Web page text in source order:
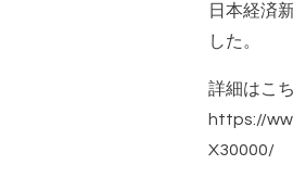
日本経済
した。
詳細はこ
https://
X30000/